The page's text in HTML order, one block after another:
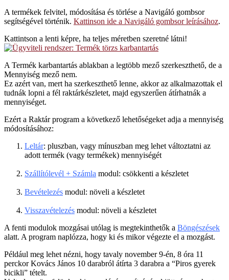
A termékek felvitel, módosítása és törlése a Navigáló gombsor
segítségével történik. Kattinson ide a Navigáló gombsor leírásához.
Kattintson a lenti képre, ha teljes méretben szeretné látni!
A Termék karbantartás ablakban a legtöbb mező szerkeszthető, de a
Mennyiség mező nem.
Ez azért van, mert ha szerkeszthető lenne, akkor az alkalmazottak el
tudnák lopni a fél raktárkészletet, majd egyszerűen átírhatnák a
mennyiséget.
Ezért a Raktár program a következő lehetőségeket adja a mennyiség
módosításához:
Leltár: pluszban, vagy mínuszban meg lehet változtatni az
adott termék (vagy termékek) mennyiségét
Szállítólevél + Számla modul: csökkenti a készletet
Bevételezés modul: növeli a készletet
Visszavételezés modul: növeli a készletet
A fenti modulok mozgásai utólag is megtekinthetők a Böngészések
alatt. A program naplózza, hogy ki és mikor végezte el a mozgást.
Például meg lehet nézni, hogy tavaly november 9-én, 8 óra 11
perckor Kovács János 10 darabról átírta 3 darabra a “Piros gyerek
bicikli” tételt.